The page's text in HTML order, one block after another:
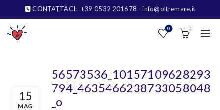
CONTATTACI: +39 0532 201678 - info@oltremare.it
0 0
15
MAG
56573536_10157109628293
794_4635466238733058048
_o